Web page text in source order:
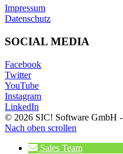
Impressum
Datenschutz
SOCIAL MEDIA
Facebook
Twitter
YouTube
Instagram
LinkedIn
© 2026 SIC! Software GmbH -
Nach oben scrollen
Sales Team